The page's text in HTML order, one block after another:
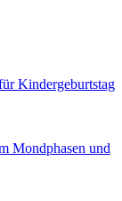
Kindergeburtstag
Mondphasen und